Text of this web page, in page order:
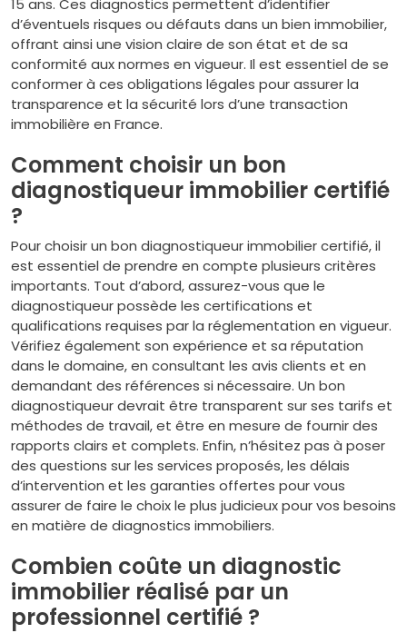
15 ans. Ces diagnostics permettent d’identifier
d’éventuels risques ou défauts dans un bien immobilier,
offrant ainsi une vision claire de son état et de sa
conformité aux normes en vigueur. Il est essentiel de se
conformer à ces obligations légales pour assurer la
transparence et la sécurité lors d’une transaction
immobilière en France.
Comment choisir un bon
diagnostiqueur immobilier certifié
?
Pour choisir un bon diagnostiqueur immobilier certifié, il
est essentiel de prendre en compte plusieurs critères
importants. Tout d’abord, assurez-vous que le
diagnostiqueur possède les certifications et
qualifications requises par la réglementation en vigueur.
Vérifiez également son expérience et sa réputation
dans le domaine, en consultant les avis clients et en
demandant des références si nécessaire. Un bon
diagnostiqueur devrait être transparent sur ses tarifs et
méthodes de travail, et être en mesure de fournir des
rapports clairs et complets. Enfin, n’hésitez pas à poser
des questions sur les services proposés, les délais
d’intervention et les garanties offertes pour vous
assurer de faire le choix le plus judicieux pour vos besoins
en matière de diagnostics immobiliers.
Combien coûte un diagnostic
immobilier réalisé par un
professionnel certifié ?